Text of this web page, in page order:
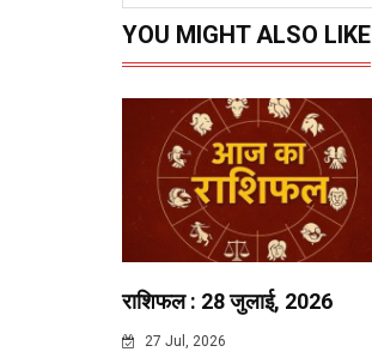
YOU MIGHT ALSO LIKE
राशिफल : 28 जुलाई, 2026
27 Jul, 2026